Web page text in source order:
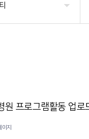
원 프로그램활동 업로
지